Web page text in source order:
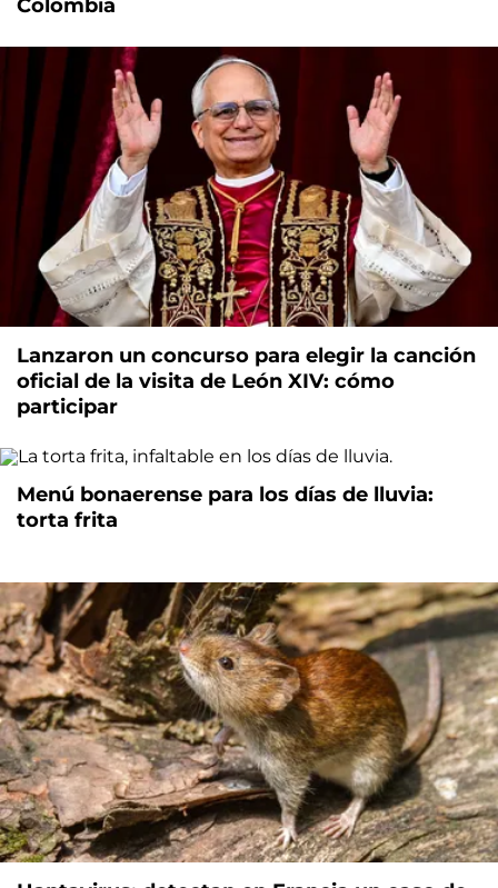
Colombia
Lanzaron un concurso para elegir la canción
oficial de la visita de León XIV: cómo
participar
Menú bonaerense para los días de lluvia:
torta frita